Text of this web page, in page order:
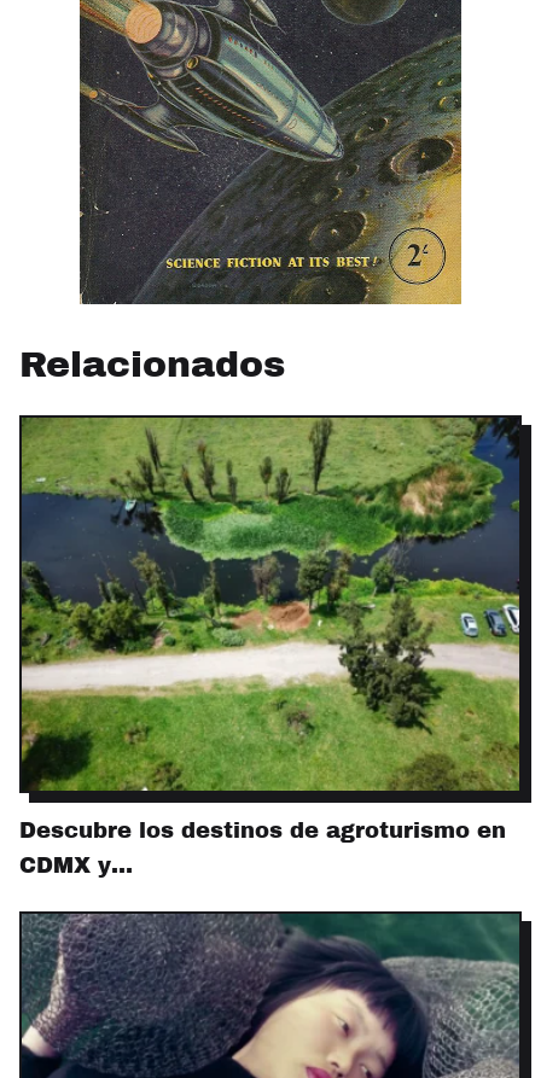
Relacionados
Descubre los destinos de agroturismo en
CDMX y…